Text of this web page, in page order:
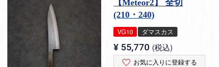
【Meteor2】 全切
(210・240)
VG10 ダマスカス
¥ 55,770 税込
お気に入りに登録する